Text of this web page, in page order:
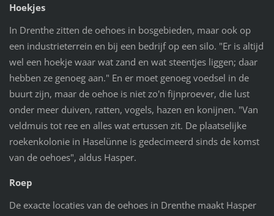
Hoekjes
In Drenthe zitten de oehoes in bosgebieden, maar ook op
een industrieterrein en bij een bedrijf op een silo. "Er is altijd
wel een hoekje waar wat zand en wat steentjes liggen; daar
hebben ze genoeg aan." En er moet genoeg voedsel in de
buurt zijn, maar de oehoe is niet zo'n fijnproever, die lust
onder meer duiven, ratten, vogels, hazen en konijnen. "Van
veldmuis tot ree en alles wat ertussen zit. De plaatselijke
roekenkolonie in Haselünne is gedecimeerd sinds de komst
van de oehoes", aldus Hasper.
Roep
De exacte locaties van de oehoes in Drenthe maakt Hasper